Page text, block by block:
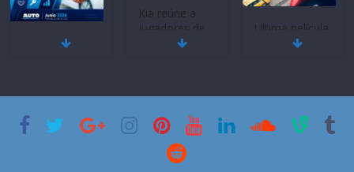
Mercado
historia
11 de julio de
Kia reúne a
jugadores de
fútbol de todo
2026
Ultima película
‘Spider‑Man:
29 de julio de